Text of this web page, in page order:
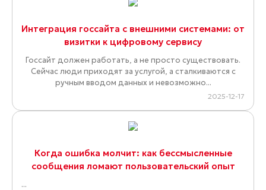
Интеграция госсайта с внешними системами: от
визитки к цифровому сервису
Госсайт должен работать, а не просто существовать.
Сейчас люди приходят за услугой, а сталкиваются с
ручным вводом данных и невозможно...
2025-12-17
Когда ошибка молчит: как бессмысленные
сообщения ломают пользовательский опыт
...